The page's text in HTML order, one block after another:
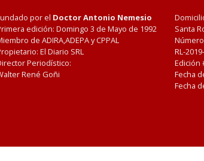
por el Doctor Antonio Nemesio
edición: Domingo 3 de Mayo de 1992
de ADIRA,ADEPA y CPPAL
El Diario SRL
Periodístico:
René Goñi
Santa
RL-
Edición
Fecha
Fecha